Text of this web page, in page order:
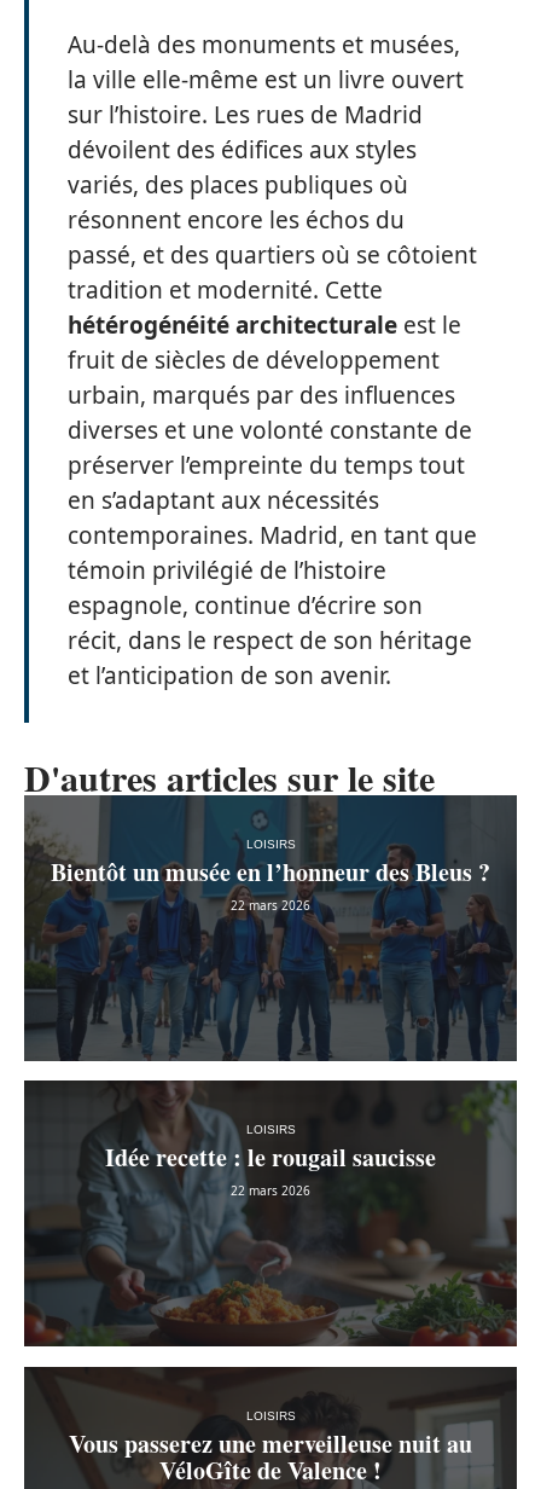
Au-delà des monuments et musées,
la ville elle-même est un livre ouvert
sur l’histoire. Les rues de Madrid
dévoilent des édifices aux styles
variés, des places publiques où
résonnent encore les échos du
passé, et des quartiers où se côtoient
tradition et modernité. Cette
hétérogénéité architecturale est le
fruit de siècles de développement
urbain, marqués par des influences
diverses et une volonté constante de
préserver l’empreinte du temps tout
en s’adaptant aux nécessités
contemporaines. Madrid, en tant que
témoin privilégié de l’histoire
espagnole, continue d’écrire son
récit, dans le respect de son héritage
et l’anticipation de son avenir.
D'autres articles sur le site
LOISIRS
Bientôt un musée en l’honneur des Bleus ?
22 mars 2026
LOISIRS
Idée recette : le rougail saucisse
22 mars 2026
LOISIRS
Vous passerez une merveilleuse nuit au
VéloGîte de Valence !